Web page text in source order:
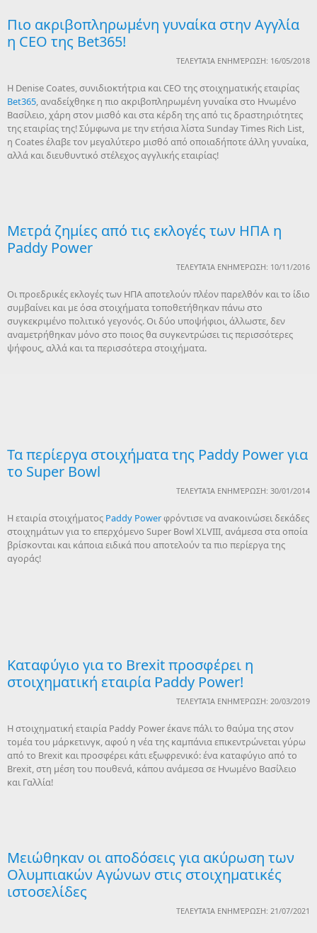
Πιο ακριβοπληρωμένη γυναίκα στην Αγγλία
η CEO της Bet365!
ΤΕΛΕΥΤΑΊΑ ΕΝΗΜΈΡΩΣΗ: 16/05/2018
H Denise Coates, συνιδιοκτήτρια και CEO της στοιχηματικής εταιρίας
Bet365 , αναδείχθηκε η πιο ακριβοπληρωμένη γυναίκα στο Ηνωμένο
Βασίλειο, χάρη στον μισθό και στα κέρδη της από τις δραστηριότητες
της εταιρίας της! Σύμφωνα με την ετήσια λίστα Sunday Times Rich List,
η Coates έλαβε τον μεγαλύτερο μισθό από οποιαδήποτε άλλη γυναίκα,
αλλά και διευθυντικό στέλεχος αγγλικής εταιρίας!
Μετρά ζημίες από τις εκλογές των ΗΠΑ η
Paddy Power
ΤΕΛΕΥΤΑΊΑ ΕΝΗΜΈΡΩΣΗ: 10/11/2016
Oι προεδρικές εκλογές των ΗΠΑ αποτελούν πλέον παρελθόν και το ίδιο
συμβαίνει και με όσα στοιχήματα τοποθετήθηκαν πάνω στο
συγκεκριμένο πολιτικό γεγονός. Οι δύο υποψήφιοι, άλλωστε, δεν
αναμετρήθηκαν μόνο στο ποιος θα συγκεντρώσει τις περισσότερες
ψήφους, αλλά και τα περισσότερα στοιχήματα.
Τα περίεργα στοιχήματα της Paddy Power για
το Super Bowl
ΤΕΛΕΥΤΑΊΑ ΕΝΗΜΈΡΩΣΗ: 30/01/2014
Η εταιρία στοιχήματος Paddy Powerφρόντισε να ανακοινώσει δεκάδες
στοιχημάτων για το επερχόμενο Super Bowl XLVIII, ανάμεσα στα οποία
βρίσκονται και κάποια ειδικά που αποτελούν τα πιο περίεργα της
αγοράς!
Καταφύγιο για το Brexit προσφέρει η
στοιχηματική εταιρία Paddy Power!
ΤΕΛΕΥΤΑΊΑ ΕΝΗΜΈΡΩΣΗ: 20/03/2019
H στοιχηματική εταιρία Paddy Power έκανε πάλι το θαύμα της στον
τομέα του μάρκετινγκ, αφού η νέα της καμπάνια επικεντρώνεται γύρω
από το Brexit και προσφέρει κάτι εξωφρενικό: ένα καταφύγιο από το
Brexit, στη μέση του πουθενά, κάπου ανάμεσα σε Ηνωμένο Βασίλειο
και Γαλλία!
Μειώθηκαν οι αποδόσεις για ακύρωση των
Ολυμπιακών Αγώνων στις στοιχηματικές
ιστοσελίδες
ΤΕΛΕΥΤΑΊΑ ΕΝΗΜΈΡΩΣΗ: 21/07/2021